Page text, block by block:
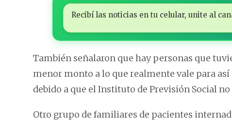
Recibí las noticias en tu celular, unite al
También señalaron que hay personas que
menor monto a lo que realmente vale para
debido a que el Instituto de Previsión Social no
Otro grupo de familiares de pacientes